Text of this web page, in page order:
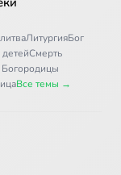
ЛитургияБог
Смерть
Все темы →